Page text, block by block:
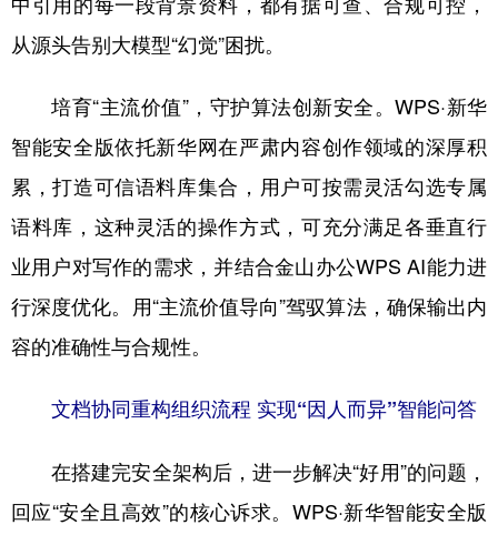
从源头告别大模型“幻觉”困扰。
培育“主流价值”，守护算法创新安全。WPS·新华
智能安全版依托新华网在严肃内容创作领域的深厚积
累，打造可信语料库集合，用户可按需灵活勾选专属
语料库，这种灵活的操作方式，可充分满足各垂直行
业用户对写作的需求，并结合金山办公WPS AI能力进
行深度优化。用“主流价值导向”驾驭算法，确保输出内
容的准确性与合规性。
文档协同重构组织流程 实现“因人而异”智能问答
在搭建完安全架构后，进一步解决“好用”的问题，
回应“安全且高效”的核心诉求。WPS·新华智能安全版